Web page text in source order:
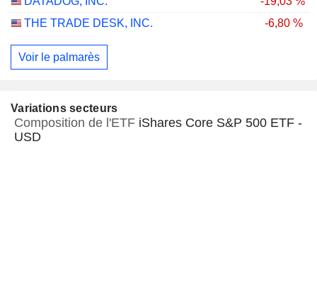
THE TRADE DESK, INC.
-6,80 %
Voir le palmarès
Variations secteurs
Composition de l'ETF iShares Core S&P 500 ETF -
USD